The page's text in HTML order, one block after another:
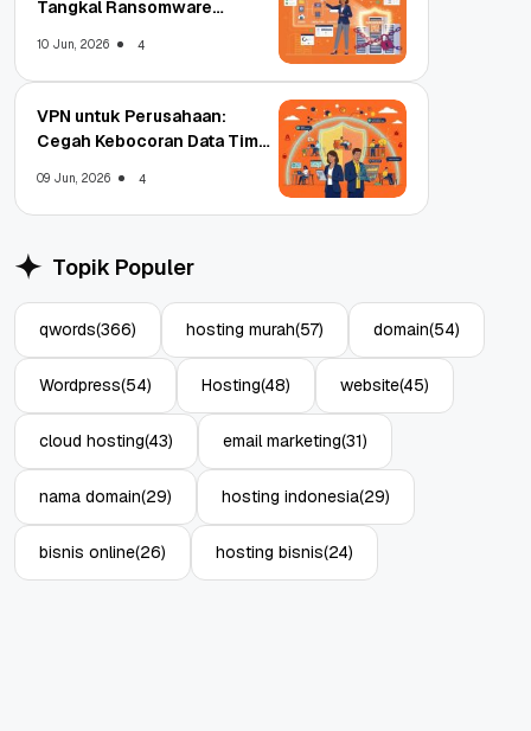
Tangkal Ransomware
10 Jun, 2026 4
VPN untuk Perusahaan:
Cegah Kebocoran Data Tim
09 Jun, 2026 4
Topik Populer
qwords(366) hosting murah(57) domain(54)
Wordpress(54) Hosting(48) website(45)
cloud hosting(43) email marketing(31)
nama domain(29) hosting indonesia(29)
bisnis online(26) hosting bisnis(24)